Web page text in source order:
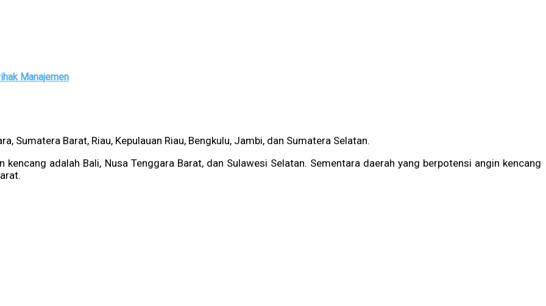
Manajemen
Sumatera Barat, Riau, Kepulauan Riau, Bengkulu, Jambi, dan Sumatera Selatan.
adalah Bali, Nusa Tenggara Barat, dan Sulawesi Selatan. Sementara daerah yang berpotensi angin kencang